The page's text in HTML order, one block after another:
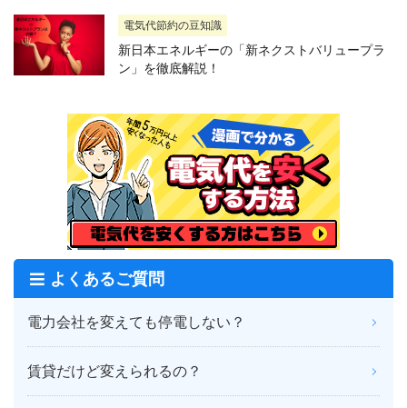
電気代節約の豆知識
新日本エネルギーの「新ネクストバリュープラ
ン」を徹底解説！
よくあるご質問
電力会社を変えても停電しない？
賃貸だけど変えられるの？